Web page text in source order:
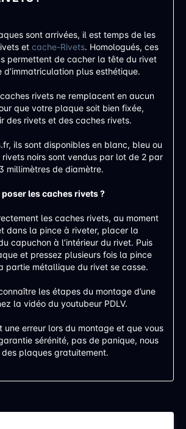
sont arrivées, il est temps de les
et cache-Rivets. Homologués, ces
permettent de cacher la tête du rivet
d’immatriculation plus esthétique.
rivets ne remplacent en aucun
que votre plaque soit bien fixée,
des rivets et des caches rivets.
ils sont disponibles en blanc, bleu ou
rivets noirs sont vendus par lot de 2 par
millimètres de diamètre.
les caches rivets ?
les caches rivets, au moment
dans la pince à riveter, placer la
capuchon à l’intérieur du rivet. Puis
et pressez plusieurs fois la pince
partie métallique du rivet se casse.
les étapes du montage d’une
la vidéo du youtubeur PDLV.
une erreur lors du montage et que vous
sérénité, pas de panique, nous
des plaques gratuitement.